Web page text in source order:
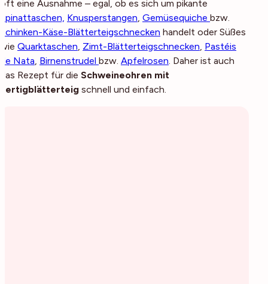
oft eine Ausnahme – egal, ob es sich um pikante
Spinattaschen, Knusperstangen, Gemüsequiche bzw.
Schinken-Käse-Blätterteigschnecken handelt oder Süßes
wie Quarktaschen, Zimt-Blätterteigschnecken, Pastéis
de Nata, Birnenstrudel bzw. Apfelrosen. Daher ist auch
das Rezept für die Schweineohren mit
Fertigblätterteig schnell und einfach.